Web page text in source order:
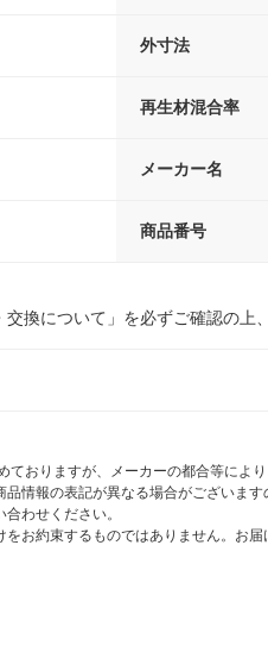
外寸法
再生材混合率
メーカー名
商品番号
換について」を必ずご確認の上
おりますが、メーカーの都合等によ
情報の表記が異なる場合がございま
わせください。
お約束するものではありません。お